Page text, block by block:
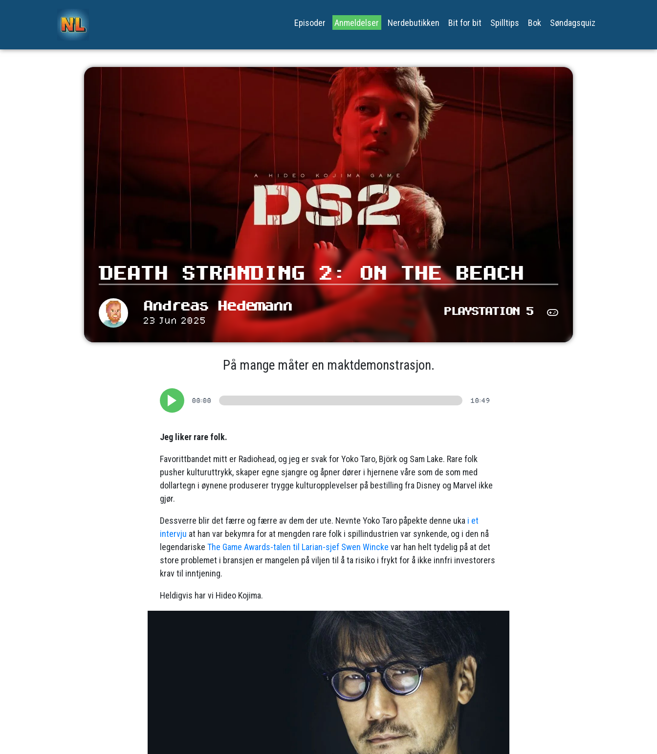
Episoder Anmeldelser Nerdebutikken Bit for bit Spilltips Bok Søndagsquiz
DEATH STRANDING 2: ON THE BEACH
Andreas Hedemann
23 Jun 2025
PLAYSTATION 5
På mange måter en maktdemonstrasjon.
00:00 10:49
Jeg liker rare folk.
Favorittbandet mitt er Radiohead, og jeg er svak for Yoko Taro, Björk og Sam Lake. Rare folk
pusher kulturuttrykk, skaper egne sjangre og åpner dører i hjernene våre som de som med
dollartegn i øynene produserer trygge kulturopplevelser på bestilling fra Disney og Marvel ikke
gjør.
Dessverre blir det færre og færre av dem der ute. Nevnte Yoko Taro påpekte denne uka i et
intervju at han var bekymra for at mengden rare folk i spillindustrien var synkende, og i den nå
legendariske The Game Awards-talen til Larian-sjef Swen Wincke var han helt tydelig på at det
store problemet i bransjen er mangelen på viljen til å ta risiko i frykt for å ikke innfri investorers
krav til inntjening.
Heldigvis har vi Hideo Kojima.